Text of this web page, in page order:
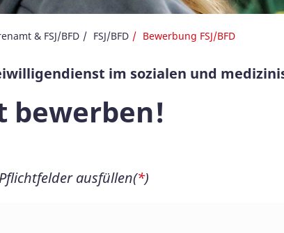
& FSJ/BFD FSJ/BFD Bewerbung FSJ/BFD
im sozialen und
bewerben!
ausfüllen(*)